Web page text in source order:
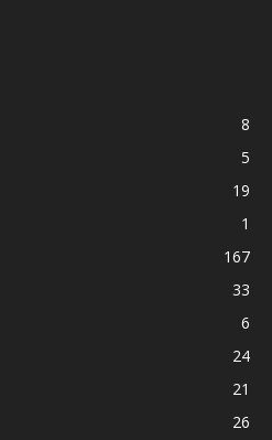
8
5
19
1
167
33
6
24
21
26